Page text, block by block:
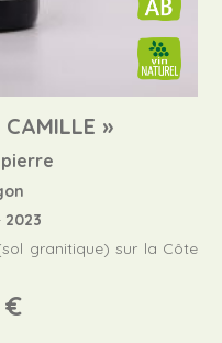
»
2023
granitique) sur la Côte
€